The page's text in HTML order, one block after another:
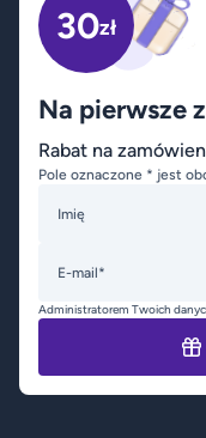
30zł
Na pierwsze
Rabat na
Pole oznaczone * jest
Imię
E-mail*
Administratorem Twoich